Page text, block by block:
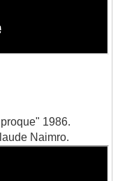
1986.
Naimro.